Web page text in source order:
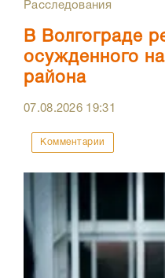
Расследования
В Волгограде
осужденного
района
07.08.2026 19:31
Комментарии